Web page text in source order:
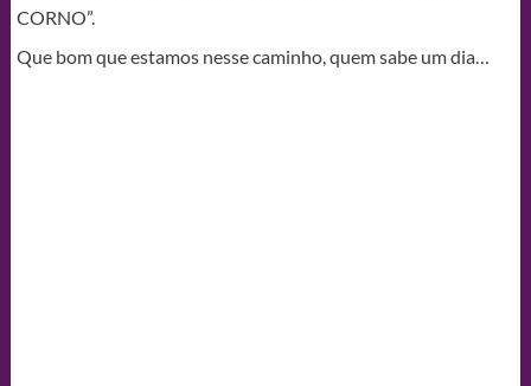
CORNO”.
Que bom que estamos nesse caminho, quem sabe um dia…